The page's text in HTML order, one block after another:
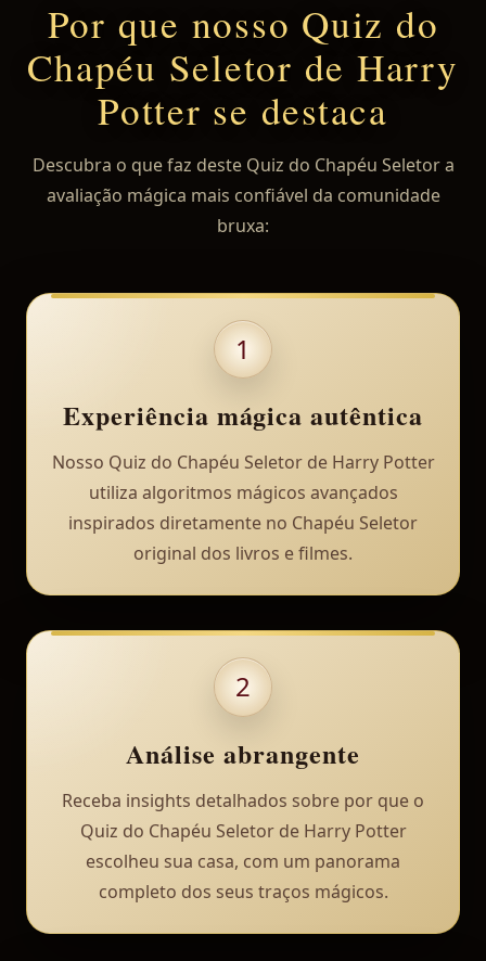
Por que nosso Quiz do
Chapéu Seletor de Harry
Potter se destaca
Descubra o que faz deste Quiz do Chapéu Seletor a
avaliação mágica mais confiável da comunidade
bruxa:
1
Experiência mágica autêntica
Nosso Quiz do Chapéu Seletor de Harry Potter
utiliza algoritmos mágicos avançados
inspirados diretamente no Chapéu Seletor
original dos livros e filmes.
2
Análise abrangente
Receba insights detalhados sobre por que o
Quiz do Chapéu Seletor de Harry Potter
escolheu sua casa, com um panorama
completo dos seus traços mágicos.